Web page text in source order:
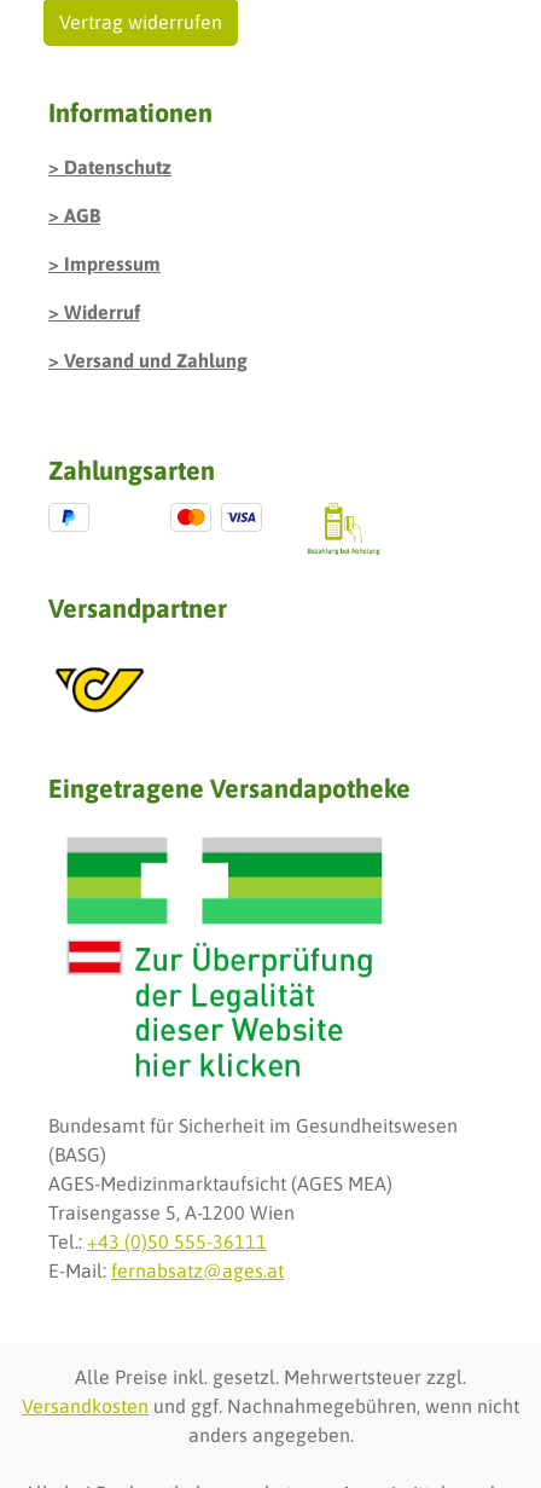
Vertrag widerrufen
Informationen
Datenschutz
AGB
Impressum
Widerruf
Versand und Zahlung
Zahlungsarten
Versandpartner
Eingetragene Versandapotheke
Bundesamt für Sicherheit im Gesundheitswesen
(BASG)
AGES-Medizinmarktaufsicht (AGES MEA)
Traisengasse 5, A-1200 Wien
Tel.: +43 (0)50 555-36111
E-Mail: fernabsatz@ages.at
Alle Preise inkl. gesetzl. Mehrwertsteuer zzgl.
Versandkosten und ggf. Nachnahmegebühren, wenn nicht
anders angegeben.